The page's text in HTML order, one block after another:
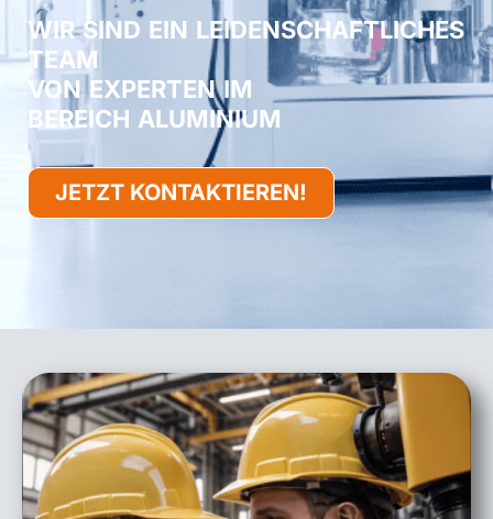
WIR SIND EIN LEIDENSCHAFTLICHES
TEAM
VON EXPERTEN IM
BEREICH ALUMINIUM
JETZT KONTAKTIEREN!